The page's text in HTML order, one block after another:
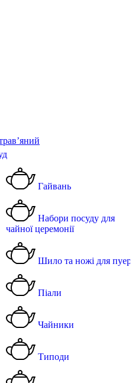
Гайвань
Набори посуду для
чайної церемонії
Шило та ножі для
Піали
Чайники
Типоди